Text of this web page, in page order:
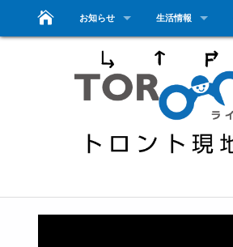
お知らせ 生活情報